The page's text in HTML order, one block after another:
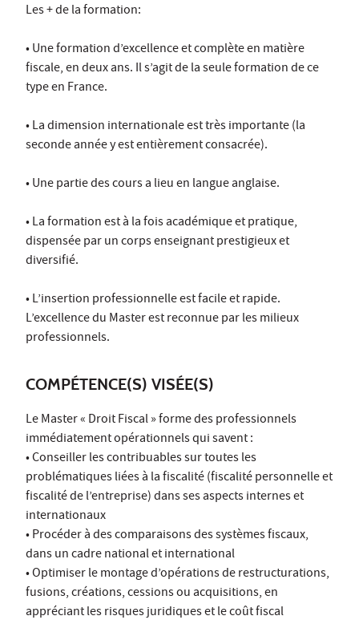
Les + de la formation:
• Une formation d’excellence et complète en matière
fiscale, en deux ans. Il s’agit de la seule formation de ce
type en France.
• La dimension internationale est très importante (la
seconde année y est entièrement consacrée).
• Une partie des cours a lieu en langue anglaise.
• La formation est à la fois académique et pratique,
dispensée par un corps enseignant prestigieux et
diversifié.
• L’insertion professionnelle est facile et rapide.
L’excellence du Master est reconnue par les milieux
professionnels.
COMPÉTENCE(S) VISÉE(S)
Le Master « Droit Fiscal » forme des professionnels
immédiatement opérationnels qui savent :
• Conseiller les contribuables sur toutes les
problématiques liées à la fiscalité (fiscalité personnelle et
fiscalité de l’entreprise) dans ses aspects internes et
internationaux
• Procéder à des comparaisons des systèmes fiscaux,
dans un cadre national et international
• Optimiser le montage d’opérations de restructurations,
fusions, créations, cessions ou acquisitions, en
appréciant les risques juridiques et le coût fiscal